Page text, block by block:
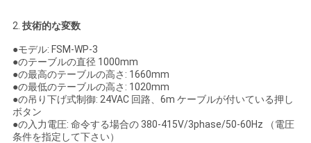
引
用
を
要
求
2. 技術的な変数
●モデル: FSM-WP-3
●のテーブルの直径 1000mm
●の最高のテーブルの高さ: 1660mm
●の最低のテーブルの高さ: 1020mm
●の吊り下げ式制御: 24VAC 回路、6m ケーブルが付いている押し
ボタン
●の入力電圧: 命令する場合の 380-415V/3phase/50-60Hz （電圧
条件を指定して下さい）